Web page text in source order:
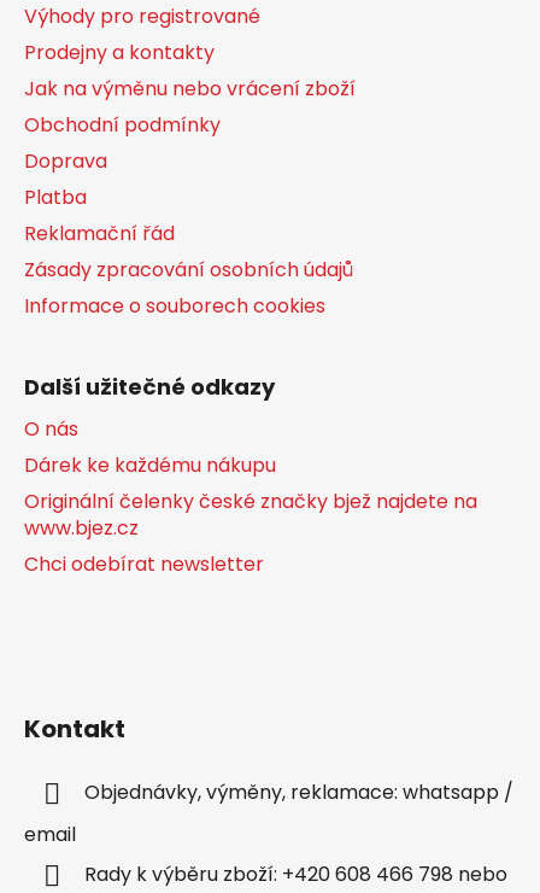
Výhody pro registrované
Prodejny a kontakty
Jak na výměnu nebo vrácení zboží
Obchodní podmínky
Doprava
Platba
Reklamační řád
Zásady zpracování osobních údajů
Informace o souborech cookies
Další užitečné odkazy
O nás
Dárek ke každému nákupu
Originální čelenky české značky bjež najdete na
www.bjez.cz
Chci odebírat newsletter
Kontakt
Objednávky, výměny, reklamace: whatsapp /
email
Rady k výběru zboží: +420 608 466 798 nebo